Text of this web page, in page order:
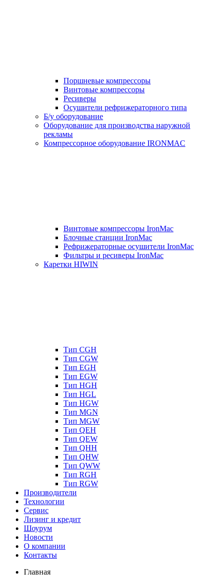
Поршневые компрессоры
Винтовые компрессоры
Ресиверы
Осушители рефрижераторного типа
Б/у оборудование
Оборудование для производства наружной
рекламы
Компрессорное оборудование IRONMAC
Винтовые компрессоры IronMac
Блочные станции IronMac
Рефрижераторные осушители IronMac
Фильтры и ресиверы IronMac
Каретки HIWIN
Тип CGH
Тип CGW
Тип EGH
Тип EGW
Тип HGH
Тип HGL
Тип HGW
Тип MGN
Тип MGW
Тип QEH
Тип QEW
Тип QHH
Тип QHW
Тип QWW
Тип RGH
Тип RGW
Производители
Технологии
Сервис
Лизинг и кредит
Шоурум
Новости
О компании
Контакты
Главная